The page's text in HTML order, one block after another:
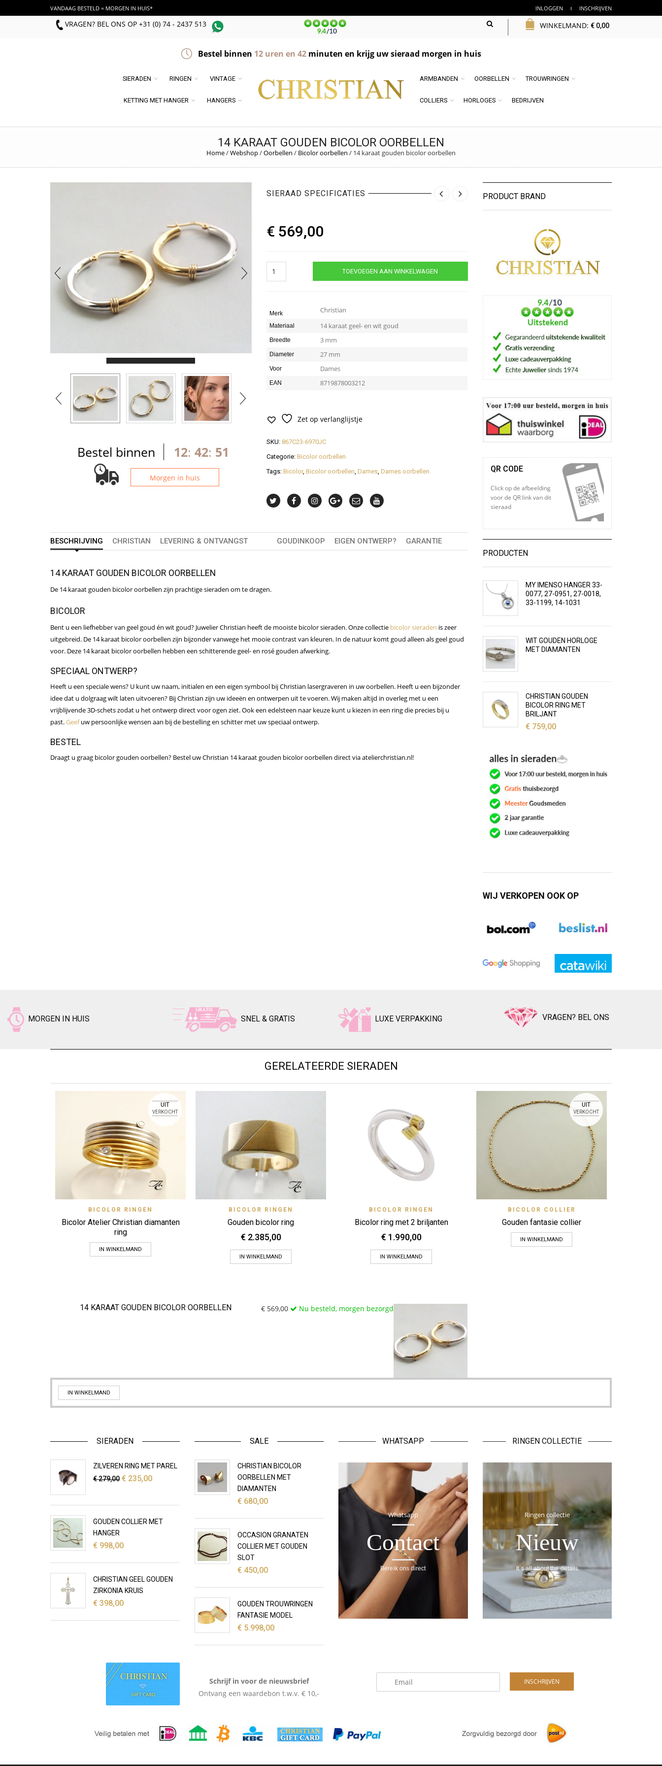
VANDAAG BESTELD = MORGEN IN HUIS* INLOGGEN INSCHRIJVEN
VRAGEN? BEL ONS OP +31 (0) 74 - 2437 513 WINKELMAND: € 0,00
Bestel binnen 12uren en 42minuten en krijg uw sieraad morgen in huis
SIERADEN RINGEN VINTAGE
KETTING MET HANGER HANGERS
ARMBANDEN OORBELLEN TROUWRINGEN
COLLIERS HORLOGES BEDRIJVEN
14 KARAAT GOUDEN BICOLOR OORBELLEN
Home/Webshop/Oorbellen / Bicolor oorbellen / 14 karaat gouden bicolor oorbellen
Bestel binnen 12:42: 50
Morgen in huis
SIERAAD SPECIFICATIES
€ 569,00
karaat
quantity
TOEVOEGEN AAN WINKELWAGEN
Merk Christian
Materiaal 14 karaat geel- en wit goud
Breedte 3 mm
Diameter 27 mm
Voor Dames
EAN 8719878003212
Zet op verlanglijstje
SKU: 867C23-6970JC
Categorie: Bicolor oorbellen
Tags: Bicolor, Bicolor oorbellen Dames, Dames oorbellen
BESCHRIJVING CHRISTIAN LEVERING & ONTVANGST GOUDINKOOP EIGEN ONTWERP? GARANTIE
14 KARAAT GOUDEN BICOLOR OORBELLEN
De 14 karaat gouden bicolor oorbellen zijn prachtige sieraden om te dragen.
BICOLOR
Bent u een liefhebber van geel goud én wit goud? Juwelier Christian heeft de mooiste bicolor sieraden. Onze collectie bicolor sieraden is zeer
uitgebreid. De 14 karaat bicolor oorbellen zijn bijzonder vanwege het mooie contrast van kleuren. In de natuur komt goud alleen als geel goud
voor. Deze 14 karaat bicolor oorbellen hebben een schitterende geel- en rosé gouden afwerking.
SPECIAAL ONTWERP?
Heeft u een speciale wens? U kunt uw naam, initialen en een eigen symbool bij Christian lasergraveren in uw oorbellen. Heeft u een bijzonder
idee dat u dolgraag wilt laten uitvoeren? Bij Christian zijn uw ideeën en ontwerpen uit te voeren. Wij maken altijd in overleg met u een
vrijblijvende 3D-schets zodat u het ontwerp direct voor ogen ziet. Ook een edelsteen naar keuze kunt u kiezen in een ring die precies bij u
past.Geefuw persoonlijke wensen aan bij de bestelling en schitter met uw speciaal ontwerp.
BESTEL
Draagt u graag bicolor gouden oorbellen? Bestel uw Christian 14 karaat gouden bicolor oorbellen direct via atelierchristian.nl!
PRODUCT BRAND
QR CODE
Click op de afbeelding
voor de QR link van dit
sieraad
PRODUCTEN
MY IMENSO HANGER 33-
0077, 27-0951, 27-0018,
33-1199, 14-1031
WIT GOUDEN HORLOGE
MET DIAMANTEN
CHRISTIAN GOUDEN
BICOLOR RING MET
BRILJANT
€759,00
WIJ VERKOPEN OOK OP
MORGEN IN HUIS SNEL & GRATIS LUXE VERPAKKING VRAGEN? BEL ONS
GERELATEERDE SIERADEN
UIT
VERKOCHT
Zet op verlanglijstje Quick View
BICOLOR RINGEN
Bicolor Atelier Christian diamanten
ring
IN WINKELMAND
Zet op verlanglijstje Quick View
BICOLOR RINGEN
Gouden bicolor ring
€ 2.385,00
IN WINKELMAND
Zet op verlanglijstje Quick View
BICOLOR RINGEN
Bicolor ring met 2 briljanten
€ 1.990,00
IN WINKELMAND
UIT
VERKOCHT
Zet op verlanglijstje Quick View
BICOLOR COLLIER
Gouden fantasie collier
IN WINKELMAND
14 KARAAT GOUDEN BICOLOR OORBELLEN € 569,00 Nu besteld, morgen bezorgd
IN WINKELMAND
SIERADEN
ZILVEREN RING MET PAREL
€279,00 Oorspronkelijke
€ 235,00Huidige
GOUDEN COLLIER MET
HANGER
€ 998,00
CHRISTIAN GEEL GOUDEN
ZIRKONIA KRUIS
€ 398,00
SALE
CHRISTIAN BICOLOR
OORBELLEN MET
DIAMANTEN
€680,00
OCCASION GRANATEN
COLLIER MET GOUDEN
SLOT
€450,00
GOUDEN TROUWRINGEN
FANTASIE MODEL
€5.998,00
WHATSAPP
Whatsapp
Contact
Bereik ons direct
RINGEN COLLECTIE
Ringen collectie
Nieuw
It`s all about the details
Schrijf in voor de nieuwsbrief
Ontvang een waardebon t.w.v. € 10,-